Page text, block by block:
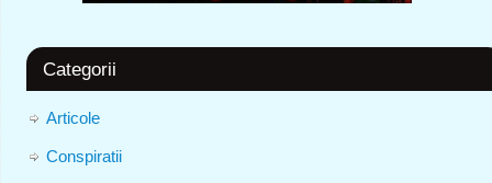
Categorii
Articole
Conspiratii